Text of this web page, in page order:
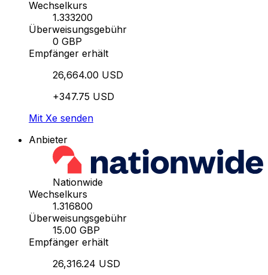
Wechselkurs
1.333200
Überweisungsgebühr
0 GBP
Empfänger erhält
26,664.00 USD
+347.75 USD
Mit Xe senden
Anbieter
Nationwide
Wechselkurs
1.316800
Überweisungsgebühr
15.00 GBP
Empfänger erhält
26,316.24 USD